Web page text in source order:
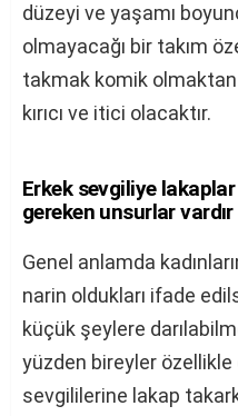
düzeyi ve yaşamı
olmayacağı bir takım
takmak komik
kırıcı ve itici olacaktır.
Erkek sevgiliye
gereken unsurlar vardır
Genel anlamda
narin oldukları ifade
küçük şeylere
yüzden bireyler özellikle
sevgililerine lakap